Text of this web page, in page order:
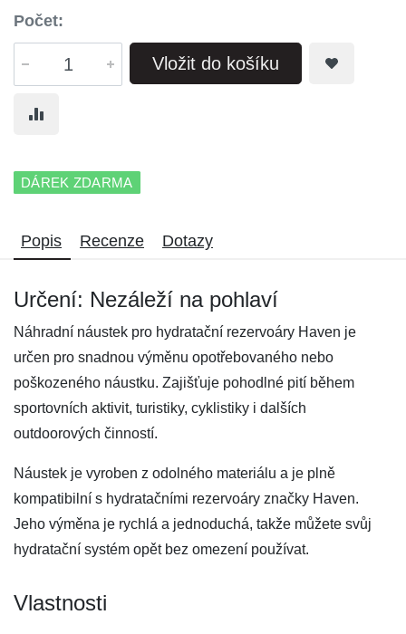
Počet:
Vložit do košíku
DÁREK ZDARMA
Popis Recenze Dotazy
Určení: Nezáleží na pohlaví
Náhradní náustek pro hydratační rezervoáry Haven je
určen pro snadnou výměnu opotřebovaného nebo
poškozeného náustku. Zajišťuje pohodlné pití během
sportovních aktivit, turistiky, cyklistiky i dalších
outdoorových činností.
Náustek je vyroben z odolného materiálu a je plně
kompatibilní s hydratačními rezervoáry značky Haven.
Jeho výměna je rychlá a jednoduchá, takže můžete svůj
hydratační systém opět bez omezení používat.
Vlastnosti